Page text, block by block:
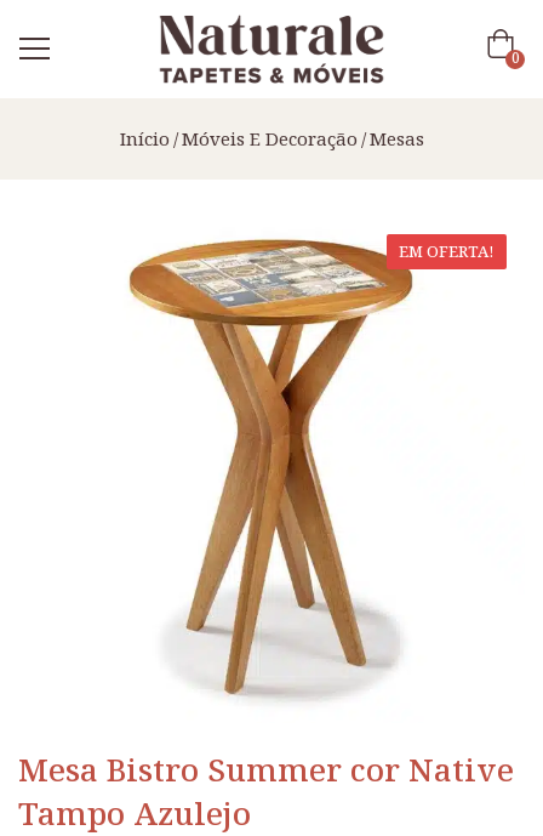
0
Início Móveis E Decoração Mesas
EM OFERTA!
Mesa Bistro Summer cor Native
Tampo Azulejo